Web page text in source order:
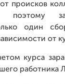
происков
поэтому
один
от
курса
работника